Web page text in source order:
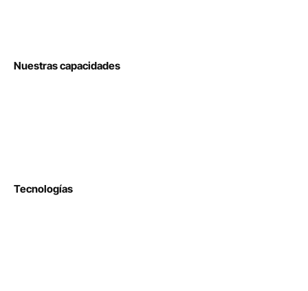
Nuestras capacidades
Tecnologías